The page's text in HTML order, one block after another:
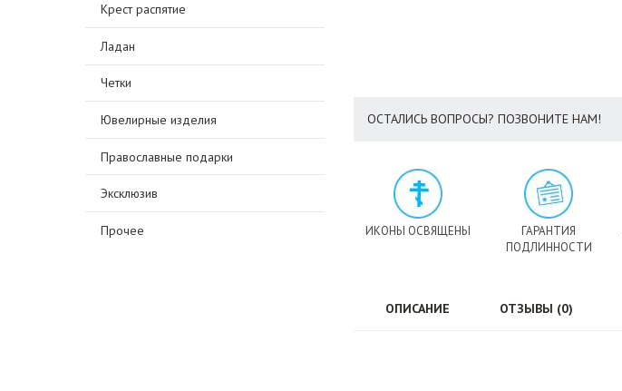
Крест распятие
Ладан
Четки
Ювелирные изделия
Православные подарки
Эксклюзив
Прочее
ОСТАЛИСЬ ВОПРОСЫ? ПОЗВОНИТЕ НАМ!
ИКОНЫ ОСВЯЩЕНЫ
ГАРАНТИЯ
ПОДЛИННОСТИ
ОПИСАНИЕ ОТЗЫВЫ (0)